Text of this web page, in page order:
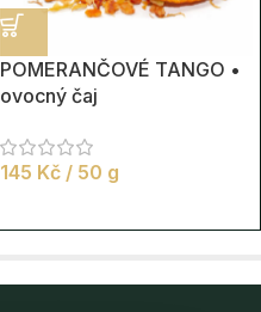
POMERANČOVÉ TANGO •
ovocný čaj
145 Kč / 50 g